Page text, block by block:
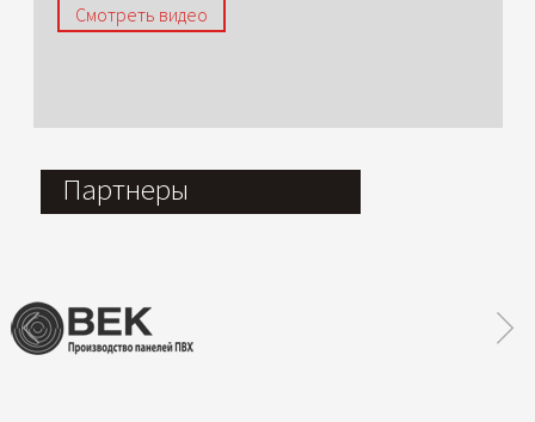
Смотреть видео
Партнеры